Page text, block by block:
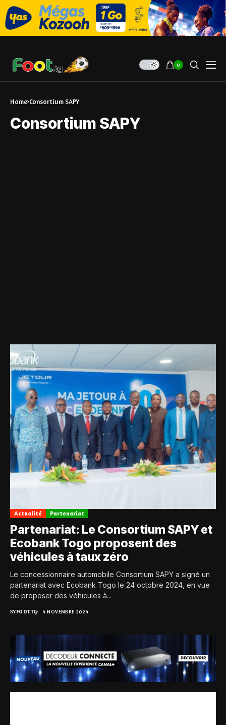
0
Home Consortium SAPY
Consortium SAPY
Actualité Partenariat
Partenariat: Le Consortium SAPY et
Ecobank Togo proposent des
véhicules à taux zéro
Le concessionnaire automobile Consortium SAPY a signé un
partenariat avec Ecobank Togo le 24 octobre 2024, en vue
de proposer des véhicules à...
BYFOOT.TG 4 NOVEMBRE 2024